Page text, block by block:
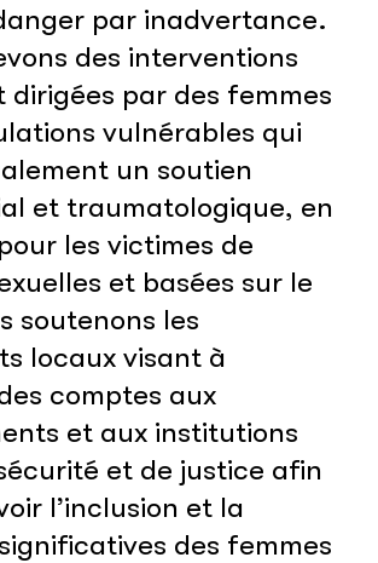
par inadvertance.
des interventions
dirigées par des femmes
vulnérables qui
un soutien
et traumatologique, en
les victimes de
et basées sur le
soutenons les
locaux visant à
comptes aux
et aux institutions
et de justice afin
l’inclusion et la
des femmes